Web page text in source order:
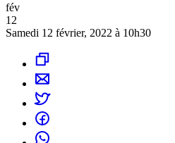
fév
12
Samedi 12 février, 2022 à 10h30